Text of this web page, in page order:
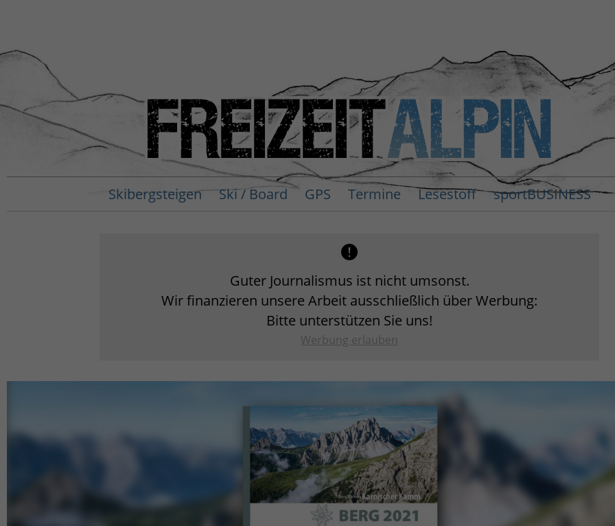
Skibergsteigen Ski / Board GPS Termine Lesestoff sportBUSINESS
Guter Journalismus ist nicht umsonst.
Wir finanzieren unsere Arbeit ausschließlich über Werbung:
Bitte unterstützen Sie uns!
Werbung erlauben